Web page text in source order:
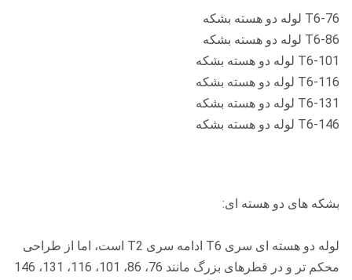
T6-76 لوله دو هسته بشکه
T6-86 لوله دو هسته بشکه
T6-101 لوله دو هسته بشکه
T6-116 لوله دو هسته بشکه
T6-131 لوله دو هسته بشکه
T6-146 لوله دو هسته بشکه
بشکه های دو هسته ای:
لوله دو هسته ای سری T6 ادامه سری T2 است، اما از طراحی
محکم تر و در قطرهای بزرگ مانند 76، 86، 101، 116، 131، 146